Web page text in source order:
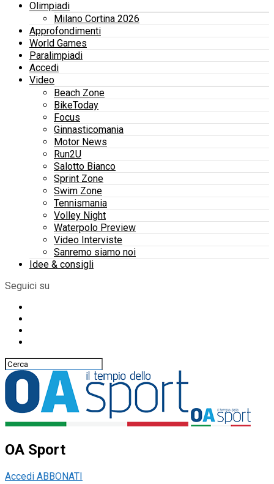
Olimpiadi
Milano Cortina 2026
Approfondimenti
World Games
Paralimpiadi
Accedi
Video
Beach Zone
BikeToday
Focus
Ginnasticomania
Motor News
Run2U
Salotto Bianco
Sprint Zone
Swim Zone
Tennismania
Volley Night
Waterpolo Preview
Video Interviste
Sanremo siamo noi
Idee & consigli
Seguici su
OA Sport
Accedi ABBONATI